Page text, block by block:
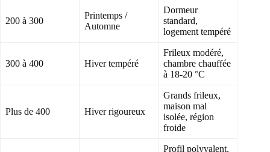
200 à 300
Printemps /
Automne
Dormeur
standard,
logement tempéré
300 à 400 Hiver tempéré
Frileux modéré,
chambre chauffée
à 18-20 °C
Plus de 400 Hiver rigoureux
Grands frileux,
maison mal
isolée, région
froide
Profil polyvalent,